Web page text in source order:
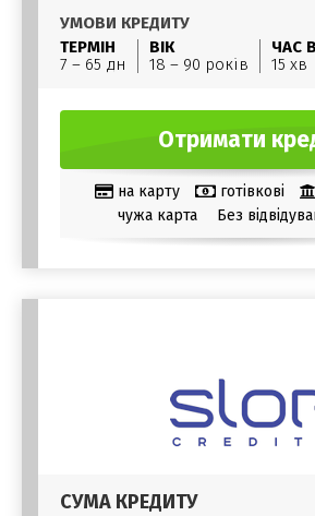
УМОВИ КРЕДИТУ
ТЕРМІН
7 – 65 дн
ВІК
18 – 90 років
ЧАС
15 хв
Отримати
на карту готівкові
чужа карта
Без
СУМА КРЕДИТУ